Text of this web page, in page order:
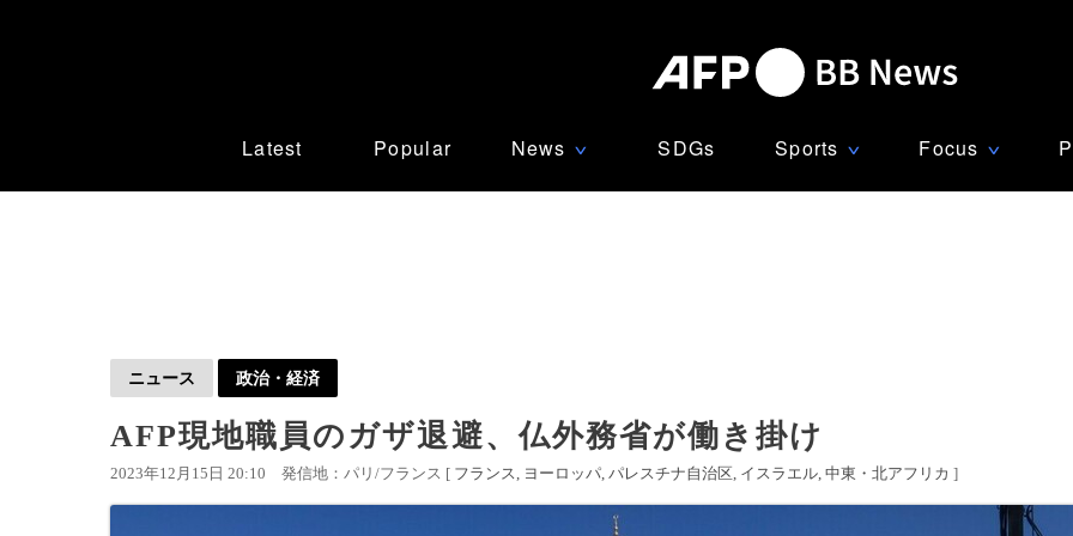
Latest Popular News ∨ SDGs Sports ∨ Focus ∨
ニュース 政治・経済
AFP現地職員のガザ退避、仏外務省が働き掛け
2023年12月15日 20:10 発信地：パリ/フランス [ フランス ヨーロッパ パレスチナ自治区 イスラエル 中東・北アフリカ ]